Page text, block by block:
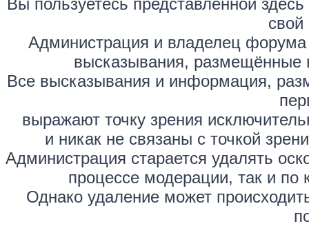
Вы пользуетесь представленной
свой
Администрация и владелец форума
высказывания, размещённые
Все высказывания и информация,
выражают точку зрения
и никак не связаны с точкой
Администрация старается удалять
процессе модерации, так и по
Однако удаление может